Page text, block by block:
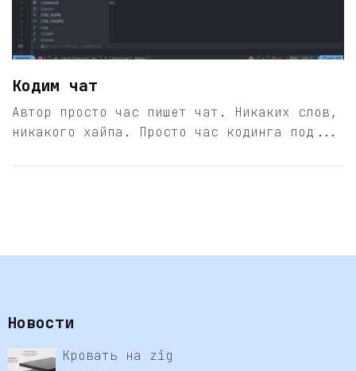
Кодим чат
Автор просто час пишет чат. Никаких слов,
никакого хайпа. Просто час кодинга под...
Новости
Кровать на zig